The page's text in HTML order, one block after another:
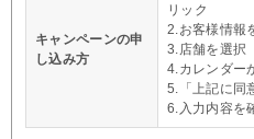
キャンペーンの申
し込み方
リック
2.お客様情報
3.店舗を選択
4.カレンダー
5.「上記に同
6.入力内容を